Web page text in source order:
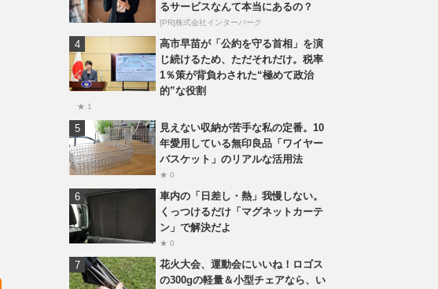
るサービスなんて本当にあるの？
[PR]株式会社インターパーク
高市早苗が「公約を守る首相」を演
じ続けるため、ただそれだけ。税率
1％策が背負わされた“極めて政治
的”な役割
★ 1
見えない収納が苦手な私の定番。10
年愛用している無印良品「ワイヤー
バスケット」のリアルな活用法
★ 0
車内の「日差し・熱」我慢しない。
くっつけるだけ「マグネットカーテ
ン」で解決だよ
★ 0
花火大会、運動会にいいね！ロゴス
の300gの軽量＆小型チェアなら、い